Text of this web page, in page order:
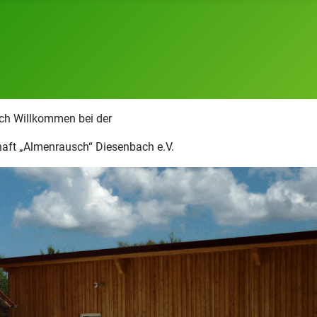
Willkommen bei der
„Almenrausch“ Diesenbach e.V.